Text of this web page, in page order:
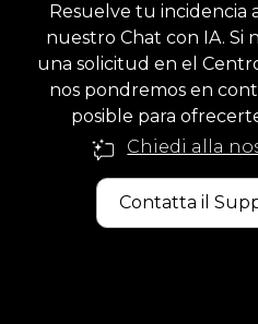
Resuelve tu incidencia
nuestro Chat con IA. Si
una solicitud en el
nos pondremos en
posible para
Chiedi alla
Contatta il